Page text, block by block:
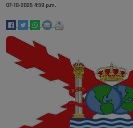
07-10-2025 4:59 p.m.